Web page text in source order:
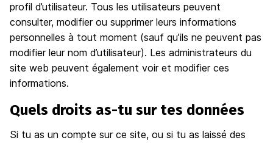
profil d’utilisateur. Tous les utilisateurs peuvent
consulter, modifier ou supprimer leurs informations
personnelles à tout moment (sauf qu’ils ne peuvent pas
modifier leur nom d’utilisateur). Les administrateurs du
site web peuvent également voir et modifier ces
informations.
Quels droits as-tu sur tes données
Si tu as un compte sur ce site, ou si tu as laissé des